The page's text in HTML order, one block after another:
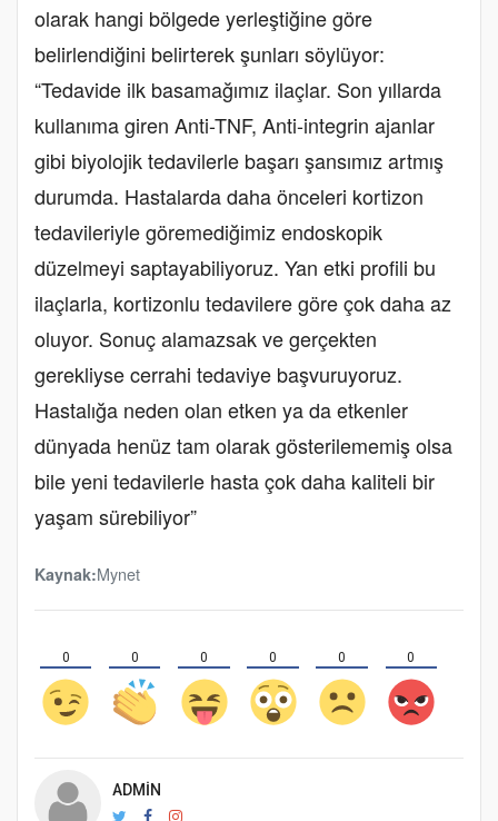
olarak hangi bölgede yerleştiğine göre
belirlendiğini belirterek şunları söylüyor:
“Tedavide ilk basamağımız ilaçlar. Son yıllarda
kullanıma giren Anti-TNF, Anti-integrin ajanlar
gibi biyolojik tedavilerle başarı şansımız artmış
durumda. Hastalarda daha önceleri kortizon
tedavileriyle göremediğimiz endoskopik
düzelmeyi saptayabiliyoruz. Yan etki profili bu
ilaçlarla, kortizonlu tedavilere göre çok daha az
oluyor. Sonuç alamazsak ve gerçekten
gerekliyse cerrahi tedaviye başvuruyoruz.
Hastalığa neden olan etken ya da etkenler
dünyada henüz tam olarak gösterilememiş olsa
bile yeni tedavilerle hasta çok daha kaliteli bir
yaşam sürebiliyor”
Kaynak:Mynet
0 0 0 0 0 0
ADMIN